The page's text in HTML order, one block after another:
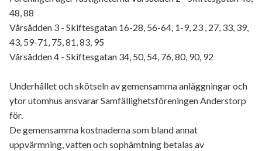
48, 88
Vårsådden 3 - Skiftesgatan 16-28, 56-64, 1-9, 23 , 27, 33, 39,
43, 59-71, 75, 81, 83, 95
Vårsådden 4 - Skiftesgatan 34, 50, 54, 76, 80, 90, 92
Underhållet och skötseln av gemensamma anläggningar och
ytor utomhus ansvarar Samfällighetsföreningen Anderstorp
för.
De gemensamma kostnaderna som bland annat
uppvärmning, vatten och sophämtning betalas av